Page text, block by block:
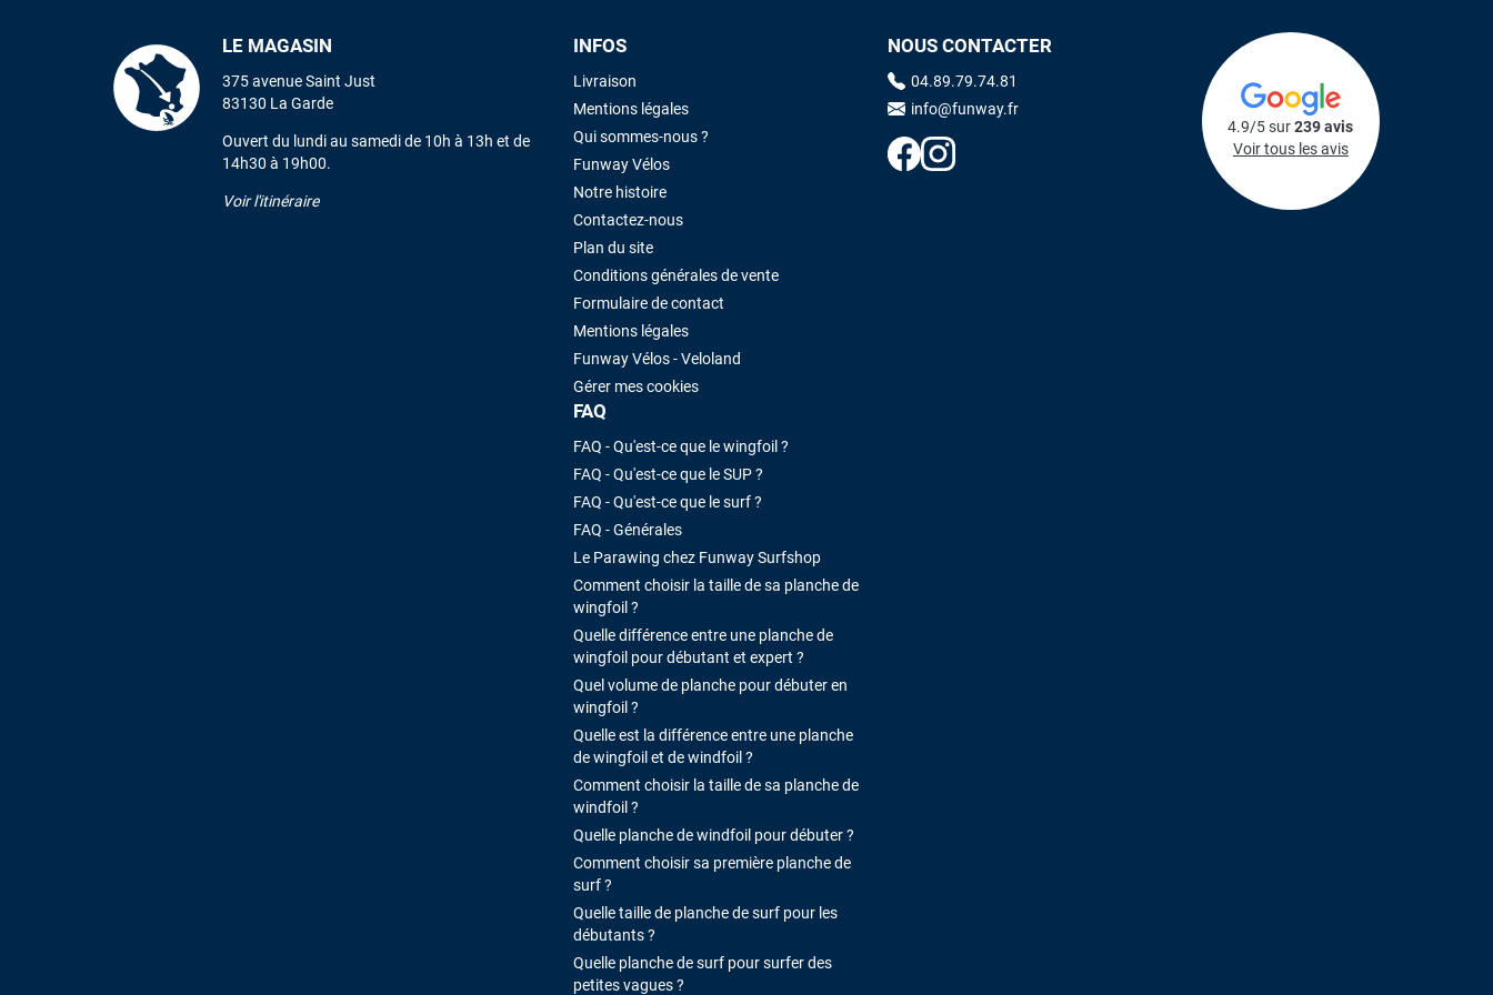
LE MAGASIN
375 avenue Saint Just
83130 La Garde
Ouvert du lundi au samedi de 10h à 13h et de
14h30 à 19h00.
Voir l'itinéraire
INFOS
Livraison
Mentions légales
Qui sommes-nous ?
Funway Vélos
Notre histoire
Contactez-nous
Plan du site
Conditions générales de vente
Formulaire de contact
Mentions légales
Funway Vélos - Veloland
Gérer mes cookies
FAQ
FAQ - Qu'est-ce que le wingfoil ?
FAQ - Qu'est-ce que le SUP ?
FAQ - Qu'est-ce que le surf ?
FAQ - Générales
Le Parawing chez Funway Surfshop
Comment choisir la taille de sa planche de
wingfoil ?
Quelle différence entre une planche de
wingfoil pour débutant et expert ?
Quel volume de planche pour débuter en
wingfoil ?
Quelle est la différence entre une planche
de wingfoil et de windfoil ?
Comment choisir la taille de sa planche de
windfoil ?
Quelle planche de windfoil pour débuter ?
Comment choisir sa première planche de
surf ?
Quelle taille de planche de surf pour les
débutants ?
Quelle planche de surf pour surfer des
petites vagues ?
NOUS CONTACTER
04.89.79.74.81
info@funway.fr
4.9/5 sur239 avis
Voir tous les avis
Maronui RICHMOND
il y a 3 mois
J'ai acheté une voile d'occasion depuis Tahiti. Super service. L'envoi a
été rapide. La voile est arrivée en super état. Mauruuru roa.
VOIR TOUS LES AVIS